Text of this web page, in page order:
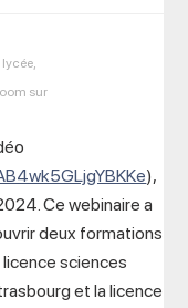
lycée,
sur
),
Ce webinaire a
deux formations
sciences
et la licence